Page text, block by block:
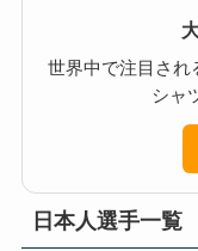
世界中で注目され
シャ
日本人選手一覧